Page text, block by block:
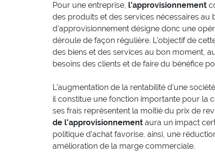
Pour une entreprise, l’approvisionnement
des produits et des services nécessaires
d’approvisionnement désigne donc une
déroule de façon régulière. L’objectif de
des biens et des services au bon moment,
besoins des clients et de faire du bénéfice
L’augmentation de la rentabilité d’une
il constitue une fonction importante pour la
ses frais représentent la moitié du prix de
de l’approvisionnement aura un impact
politique d’achat favorise, ainsi, une
amélioration de la marge commerciale.